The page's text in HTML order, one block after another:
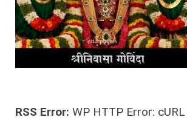
RSS Error: WP HTTP Error: